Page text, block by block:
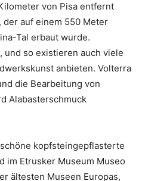
von Pisa entfernt
auf einem 550 Meter
Tal erbaut wurde.
so existieren auch viele
anbieten. Volterra
die Bearbeitung von
Alabasterschmuck
kopfsteingepflasterte
im Etrusker Museum Museo
ältesten Museen Europas,